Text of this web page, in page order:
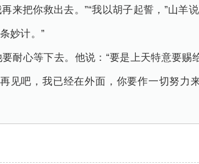
把你救出去。”“我以胡子起誓，”山羊说
妙计。”
耐心等下去。他说：“要是上天特意要赐
见吧，我已经在外面，你要作一切努力